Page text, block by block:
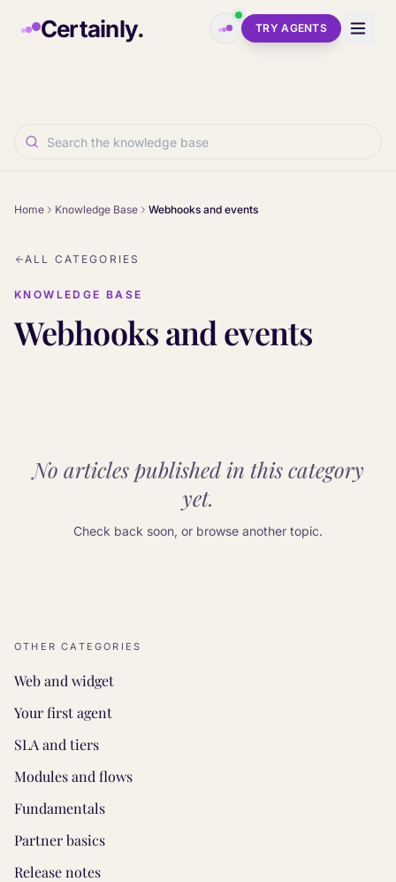
Certainly. TRY AGENTS
Home Knowledge Base Webhooks and events
ALL CATEGORIES
KNOWLEDGE BASE
Webhooks and events
No articles published in this category
yet.
Check back soon, or browse another topic.
OTHER CATEGORIES
Web and widget
Your first agent
SLA and tiers
Modules and flows
Fundamentals
Partner basics
Release notes